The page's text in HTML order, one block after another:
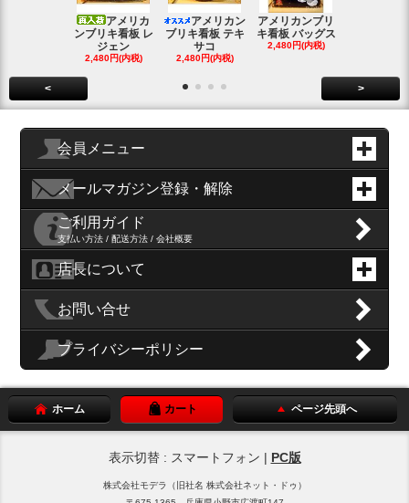
アメリカ
ンブリキ看板 レ
ジェン
2,480円(内税)
アメリカン
ブリキ看板 テキ
サコ
2,480円(内税)
アメリカンブリ
キ看板 バッグス
2,480円(内税)
< >
会員メニュー
メールマガジン登録・解除
ご利用ガイド
支払い方法 / 配送方法 / 会社概要
店長について
お問い合せ
プライバシーポリシー
ホーム カート ページ先頭へ
表示切替 : スマートフォン | PC版
株式会社モデラ（旧社名 株式会社ネット・ドゥ）